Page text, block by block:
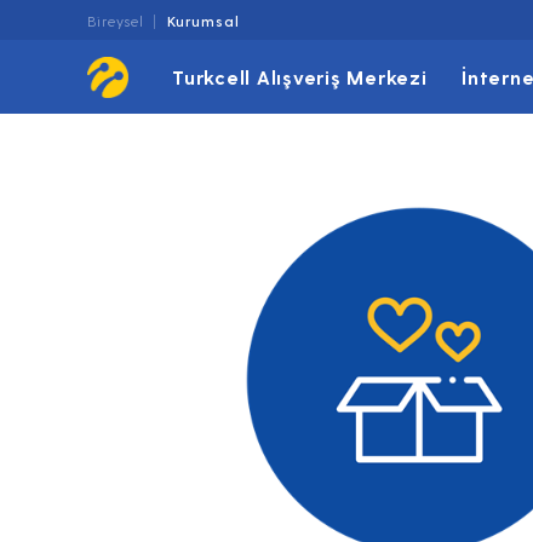
Bireysel Kurumsal
Turkcell Alışveriş Merkezi